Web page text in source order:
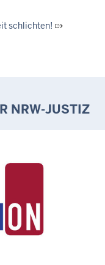
schlichten!
unterstützt
Gewalt
Minister Limbach
Justiz
NRW-JUSTIZ